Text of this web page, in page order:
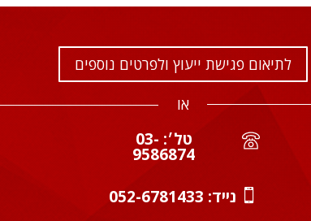
לתיאום פגישת ייעוץ ולפרטים נוספים
או
טל׳: 03-
9586874
נייד: 052-6781433 